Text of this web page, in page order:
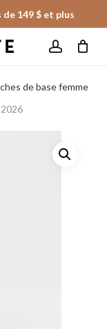
149 $ et plus
Fermer
le
panier
de base femme